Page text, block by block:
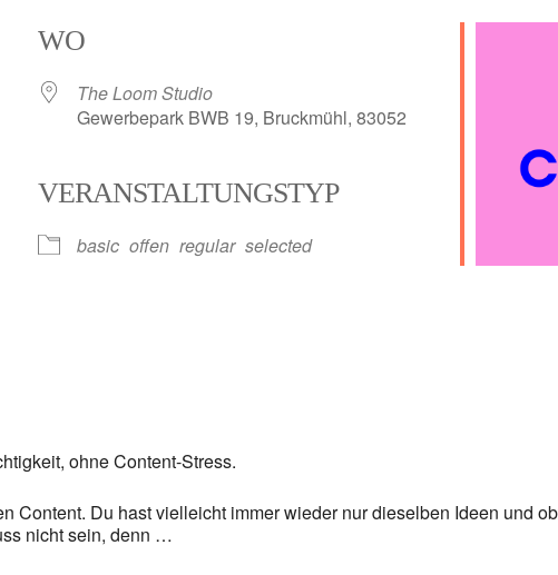
Kalender
WO
The Loom Studio
Gewerbepark BWB 19, Bruckmühl, 83052
VERANSTALTUNGSTYP
basic offen regular selected
ohne Content-Stress.
Content. Du hast vielleicht immer wieder nur dieselben Ideen und
nicht sein, denn …